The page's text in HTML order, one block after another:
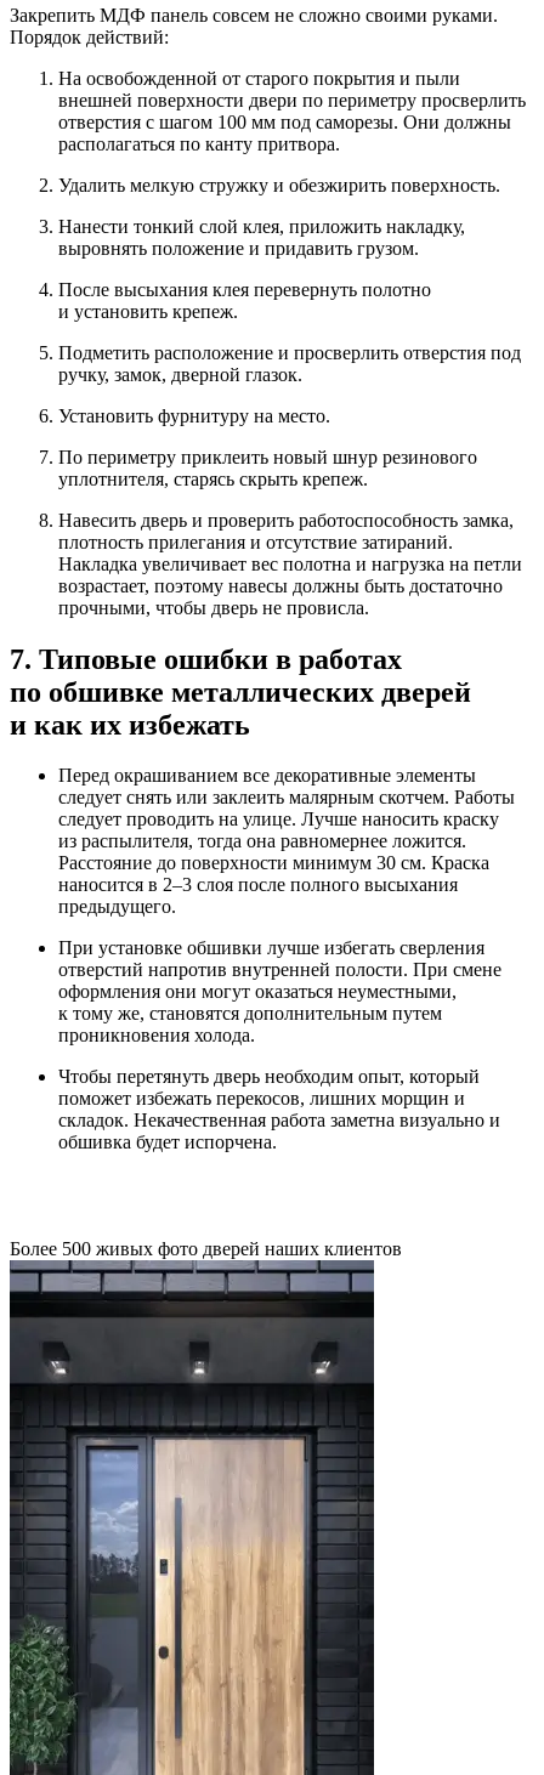
Закрепить МДФ панель совсем не сложно своими руками.
Порядок действий:
На освобожденной от старого покрытия и пыли
внешней поверхности двери по периметру просверлить
отверстия с шагом 100 мм под саморезы. Они должны
располагаться по канту притвора.
Удалить мелкую стружку и обезжирить поверхность.
Нанести тонкий слой клея, приложить накладку,
выровнять положение и придавить грузом.
После высыхания клея перевернуть полотно
и установить крепеж.
Подметить расположение и просверлить отверстия под
ручку, замок, дверной глазок.
Установить фурнитуру на место.
По периметру приклеить новый шнур резинового
уплотнителя, старясь скрыть крепеж.
Навесить дверь и проверить работоспособность замка,
плотность прилегания и отсутствие затираний.
Накладка увеличивает вес полотна и нагрузка на петли
возрастает, поэтому навесы должны быть достаточно
прочными, чтобы дверь не провисла.
7. Типовые ошибки в работах
по обшивке металлических дверей
и как их избежать
Перед окрашиванием все декоративные элементы
следует снять или заклеить малярным скотчем. Работы
следует проводить на улице. Лучше наносить краску
из распылителя, тогда она равномернее ложится.
Расстояние до поверхности минимум 30 см. Краска
наносится в 2–3 слоя после полного высыхания
предыдущего.
При установке обшивки лучше избегать сверления
отверстий напротив внутренней полости. При смене
оформления они могут оказаться неуместными,
к тому же, становятся дополнительным путем
проникновения холода.
Чтобы перетянуть дверь необходим опыт, который
поможет избежать перекосов, лишних морщин и
складок. Некачественная работа заметна визуально и
обшивка будет испорчена.
Более 500 живых фото дверей наших клиентов